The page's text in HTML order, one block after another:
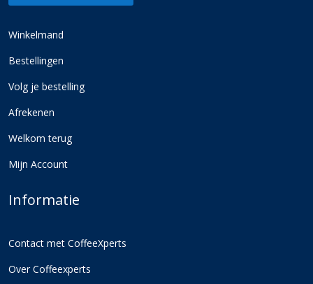
Winkelmand
Bestellingen
Volg je bestelling
Afrekenen
Welkom terug
Mijn Account
Informatie
Contact met CoffeeXperts
Over Coffeexperts